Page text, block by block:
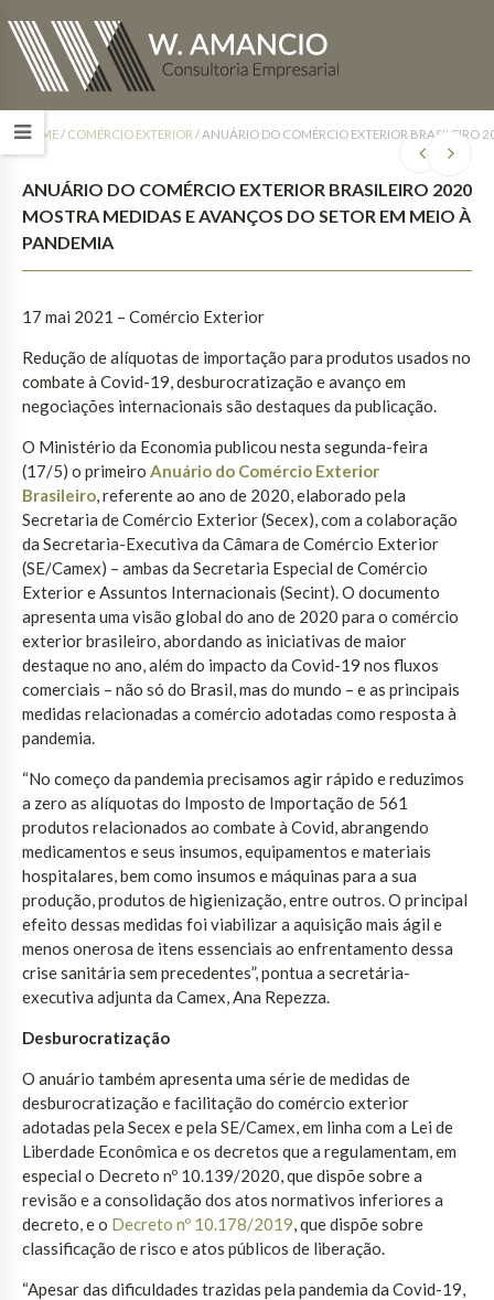
HOME/ COMÉRCIO EXTERIOR /ANUÁRIO DO COMÉRCIO EXTERIOR BRASILEIRO
ANUÁRIO DO COMÉRCIO EXTERIOR BRASILEIRO 2020
MOSTRA MEDIDAS E AVANÇOS DO SETOR EM MEIO À
PANDEMIA
17 mai 2021 – Comércio Exterior
Redução de alíquotas de importação para produtos usados no
combate à Covid-19, desburocratização e avanço em
negociações internacionais são destaques da publicação.
O Ministério da Economia publicou nesta segunda-feira
(17/5) o primeiro Anuário do Comércio Exterior
Brasileiro, referente ao ano de 2020, elaborado pela
Secretaria de Comércio Exterior (Secex), com a colaboração
da Secretaria-Executiva da Câmara de Comércio Exterior
(SE/Camex) – ambas da Secretaria Especial de Comércio
Exterior e Assuntos Internacionais (Secint). O documento
apresenta uma visão global do ano de 2020 para o comércio
exterior brasileiro, abordando as iniciativas de maior
destaque no ano, além do impacto da Covid-19 nos fluxos
comerciais – não só do Brasil, mas do mundo – e as principais
medidas relacionadas a comércio adotadas como resposta à
pandemia.
“No começo da pandemia precisamos agir rápido e reduzimos
a zero as alíquotas do Imposto de Importação de 561
produtos relacionados ao combate à Covid, abrangendo
medicamentos e seus insumos, equipamentos e materiais
hospitalares, bem como insumos e máquinas para a sua
produção, produtos de higienização, entre outros. O principal
efeito dessas medidas foi viabilizar a aquisição mais ágil e
menos onerosa de itens essenciais ao enfrentamento dessa
crise sanitária sem precedentes”, pontua a secretária-
executiva adjunta da Camex, Ana Repezza.
Desburocratização
O anuário também apresenta uma série de medidas de
desburocratização e facilitação do comércio exterior
adotadas pela Secex e pela SE/Camex, em linha com a Lei de
Liberdade Econômica e os decretos que a regulamentam, em
especial o Decreto nº 10.139/2020, que dispõe sobre a
revisão e a consolidação dos atos normativos inferiores a
decreto, e o Decreto nº 10.178/2019, que dispõe sobre
classificação de risco e atos públicos de liberação.
“Apesar das dificuldades trazidas pela pandemia da Covid-19,